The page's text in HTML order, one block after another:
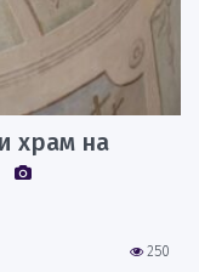
храм на
250